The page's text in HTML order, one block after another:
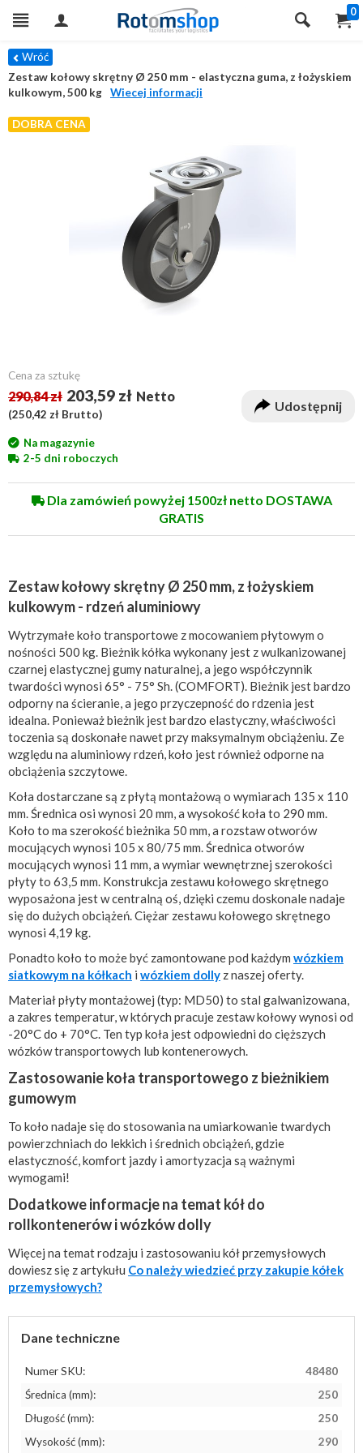
0
Wróć
Zestaw kołowy skrętny Ø 250 mm - elastyczna guma, z łożyskiem
kulkowym, 500 kg
Wiecej informacji
DOBRA CENA
Cena za sztukę
290,84 zł 203,59 zł Netto
(250,42 zł Brutto)
Udostępnij
Na magazynie
2-5 dni roboczych
Dla zamówień powyżej 1500zł netto DOSTAWA
GRATIS
Zestaw kołowy skrętny Ø 250 mm, z łożyskiem
kulkowym - rdzeń aluminiowy
Wytrzymałe koło transportowe z mocowaniem płytowym o
nośności 500 kg. Bieżnik kółka wykonany jest z wulkanizowanej
czarnej elastycznej gumy naturalnej, a jego współczynnik
twardości wynosi 65° - 75° Sh. (COMFORT). Bieżnik jest bardzo
odporny na ścieranie, a jego przyczepność do rdzenia jest
idealna. Ponieważ bieżnik jest bardzo elastyczny, właściwości
toczenia są doskonałe nawet przy maksymalnym obciążeniu. Ze
względu na aluminiowy rdzeń, koło jest również odporne na
obciążenia szczytowe.
Koła dostarczane są z płytą montażową o wymiarach 135 x 110
mm. Średnica osi wynosi 20 mm, a wysokość koła to 290 mm.
Koło to ma szerokość bieżnika 50 mm, a rozstaw otworów
mocujących wynosi 105 x 80/75 mm. Średnica otworów
mocujących wynosi 11 mm, a wymiar wewnętrznej szerokości
płyty to 63,5 mm. Konstrukcja zestawu kołowego skrętnego
wyposażona jest w centralną oś, dzięki czemu doskonale nadaje
się do dużych obciążeń. Ciężar zestawu kołowego skrętnego
wynosi 4,19 kg.
Ponadto koło to może być zamontowane pod każdym wózkiem
siatkowym na kółkach i wózkiem dolly z naszej oferty.
Materiał płyty montażowej (typ: MD50) to stal galwanizowana,
a zakres temperatur, w których pracuje zestaw kołowy wynosi od
-20°C do + 70°C. Ten typ koła jest odpowiedni do cięższych
wózków transportowych lub kontenerowych.
Zastosowanie koła transportowego z bieżnikiem
gumowym
To koło nadaje się do stosowania na umiarkowanie twardych
powierzchniach do lekkich i średnich obciążeń, gdzie
elastyczność, komfort jazdy i amortyzacja są ważnymi
wymogami!
Dodatkowe informacje na temat kół do
rollkontenerów i wózków dolly
Więcej na temat rodzaju i zastosowaniu kół przemysłowych
dowiesz się z artykułu Co należy wiedzieć przy zakupie kółek
przemysłowych?
Dane techniczne
Numer SKU:
48480
Średnica (mm):
250
Długość (mm):
250
Wysokość (mm):
290